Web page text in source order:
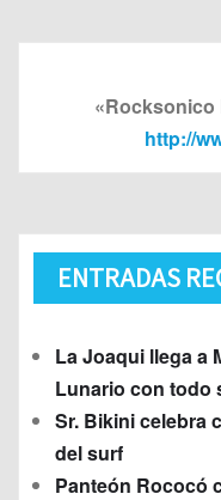
«Rocksonico
http://
ENTRADAS
La Joaqui llega a
Lunario con todo
Sr. Bikini celebra
del surf
Panteón Rococó